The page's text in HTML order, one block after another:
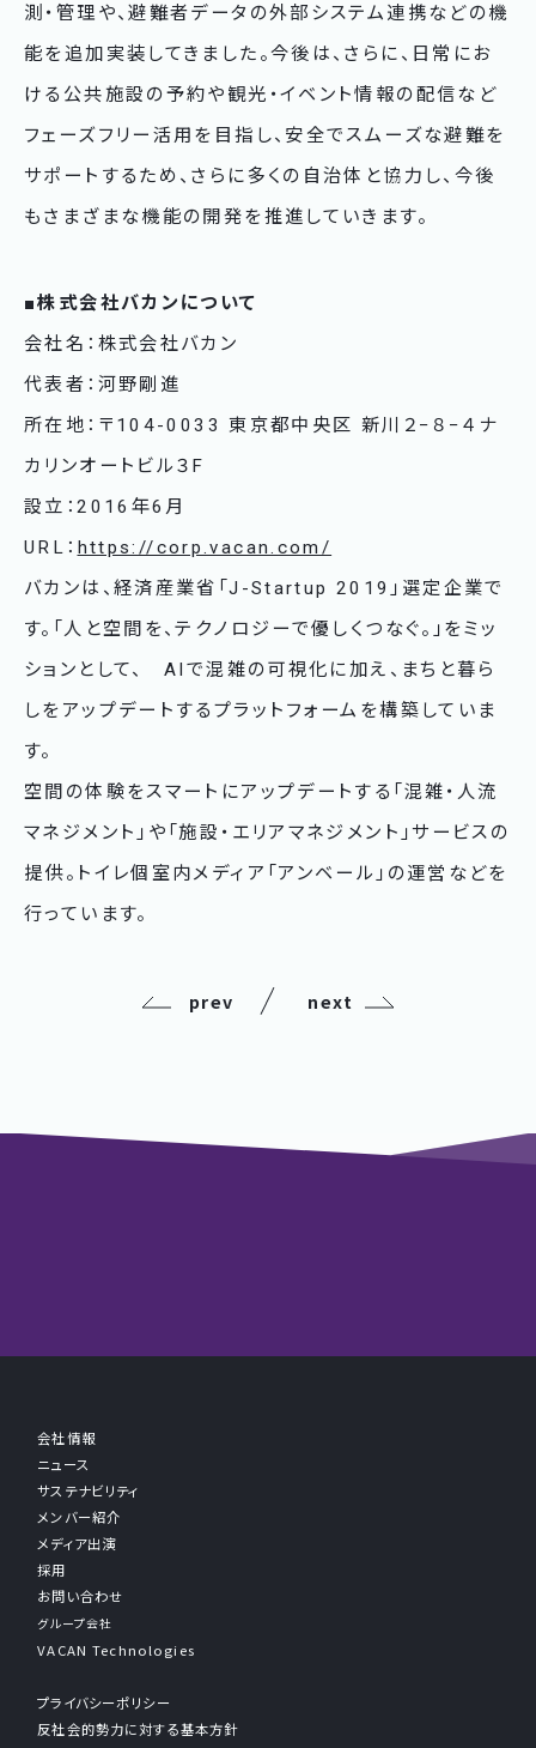
測・管理や、避難者データの外部システム連携などの機
能を追加実装してきました。今後は、さらに、日常にお
ける公共施設の予約や観光・イベント情報の配信など
フェーズフリー活用を目指し、安全でスムーズな避難を
サポートするため、さらに多くの自治体と協力し、今後
もさまざまな機能の開発を推進していきます。
■株式会社バカンについて
会社名：株式会社バカン
代表者：河野剛進
所在地：〒104-0033 東京都中央区 新川２−８−４ナ
カリンオートビル３F
設立：2016年6月
URL： https://corp.vacan.com/
バカンは、経済産業省「J-Startup 2019」選定企業で
す。「人と空間を、テクノロジーで優しくつなぐ。」をミッ
ションとして、 AIで混雑の可視化に加え、まちと暮ら
しをアップデートするプラットフォームを構築していま
す。
空間の体験をスマートにアップデートする「混雑・人流
マネジメント」や「施設・エリアマネジメント」サービスの
提供。トイレ個室内メディア「アンベール」の運営などを
行っています。
prev next
会社情報
ニュース
サステナビリティ
メンバー紹介
メディア出演
採用
お問い合わせ
グループ会社
VACAN Technologies
プライバシーポリシー
反社会的勢力に対する基本方針